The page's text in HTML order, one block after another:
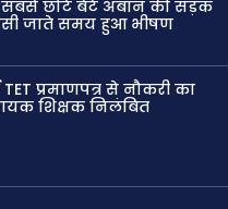
छोटे बेटे अबान की सड़क
जाते समय हुआ भीषण
प्रमाणपत्र से नौकरी का
शिक्षक निलंबित